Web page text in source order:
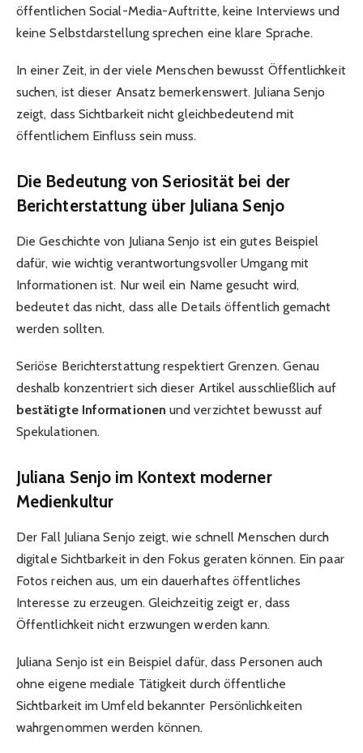
öffentlichen Social-Media-Auftritte, keine Interviews und
keine Selbstdarstellung sprechen eine klare Sprache.
In einer Zeit, in der viele Menschen bewusst Öffentlichkeit
suchen, ist dieser Ansatz bemerkenswert. Juliana Senjo
zeigt, dass Sichtbarkeit nicht gleichbedeutend mit
öffentlichem Einfluss sein muss.
Die Bedeutung von Seriosität bei der
Berichterstattung über Juliana Senjo
Die Geschichte von Juliana Senjo ist ein gutes Beispiel
dafür, wie wichtig verantwortungsvoller Umgang mit
Informationen ist. Nur weil ein Name gesucht wird,
bedeutet das nicht, dass alle Details öffentlich gemacht
werden sollten.
Seriöse Berichterstattung respektiert Grenzen. Genau
deshalb konzentriert sich dieser Artikel ausschließlich auf
bestätigte Informationen und verzichtet bewusst auf
Spekulationen.
Juliana Senjo im Kontext moderner
Medienkultur
Der Fall Juliana Senjo zeigt, wie schnell Menschen durch
digitale Sichtbarkeit in den Fokus geraten können. Ein paar
Fotos reichen aus, um ein dauerhaftes öffentliches
Interesse zu erzeugen. Gleichzeitig zeigt er, dass
Öffentlichkeit nicht erzwungen werden kann.
Juliana Senjo ist ein Beispiel dafür, dass Personen auch
ohne eigene mediale Tätigkeit durch öffentliche
Sichtbarkeit im Umfeld bekannter Persönlichkeiten
wahrgenommen werden können.